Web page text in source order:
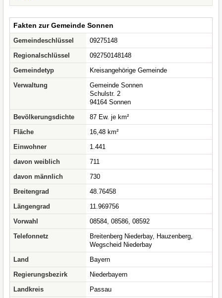
Fakten zur Gemeinde Sonnen
Gemeindeschlüssel
09275148
Regionalschlüssel
092750148148
Gemeindetyp
Kreisangehörige Gemeinde
Verwaltung
Gemeinde Sonnen
Schulstr. 2
94164 Sonnen
Bevölkerungsdichte
87 Ew. je km²
Fläche
16,48 km²
Einwohner
1.441
davon weiblich
711
davon männlich
730
Breitengrad
48.76458
Längengrad
11.969756
Vorwahl
08584, 08586, 08592
Telefonnetz
Breitenberg Niederbay, Hauzenberg,
Wegscheid Niederbay
Land
Bayern
Regierungsbezirk
Niederbayern
Landkreis
Passau